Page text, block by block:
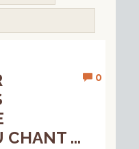
0
CHANT ...